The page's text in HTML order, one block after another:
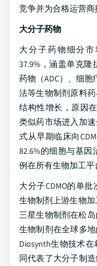
竞争并为合格运营商
大分子药物
大分子药物细分市
37.9%，涵盖单克
药物（ADC）、细
法等生物制剂原料
结构性增长，原因
类似药市场进入加
式从早期临床向
82.6%的细胞与基
例在所有生物加工平
大分子CDMO的单
生物制剂上游生物加
三星生物制剂在松
生物制剂在全球多
Diosynth生物技术在
同代表了大分子制